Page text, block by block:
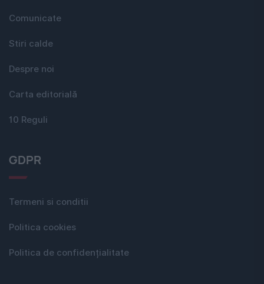
Comunicate
Stiri calde
Despre noi
Carta editorială
10 Reguli
GDPR
Termeni si conditii
Politica cookies
Politica de confidențialitate